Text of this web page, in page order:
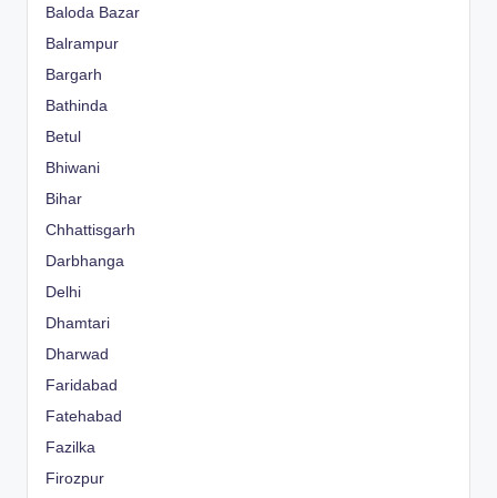
Baloda Bazar
Balrampur
Bargarh
Bathinda
Betul
Bhiwani
Bihar
Chhattisgarh
Darbhanga
Delhi
Dhamtari
Dharwad
Faridabad
Fatehabad
Fazilka
Firozpur